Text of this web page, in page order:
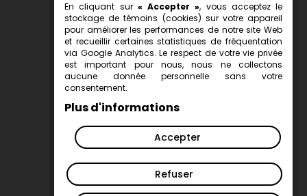
En cliquant sur « Accepter », vous acceptez le
stockage detémoins (cookies) sur votre appareil
pour améliorer les performances de notre site Web
et recueillir certaines statistiques de fréquentation
via Google Analytics. Le respect de votre vie privée
est important pour nous, nous ne collectons
aucune donnée personnelle sans votre
consentement.
Plus d'informations
Accepter
Refuser